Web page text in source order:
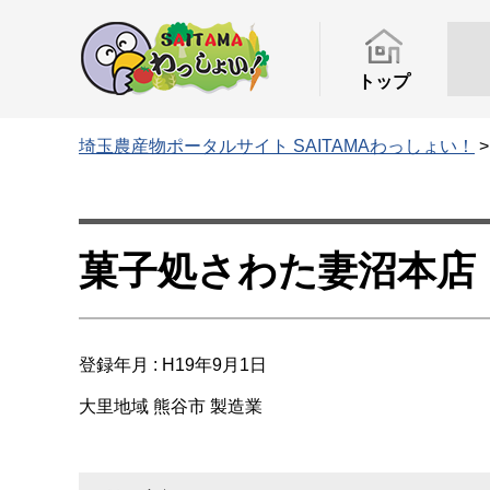
トップ
埼玉農産物ポータルサイト SAITAMAわっしょい！ >
菓子処さわた妻沼本店
登録年月 : H19年9月1日
大里地域 熊谷市 製造業